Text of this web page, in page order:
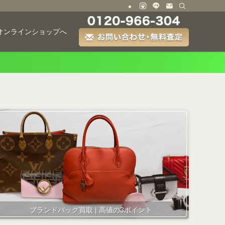
ンラインショップへ
ブランドバッグ買取 | 高値の3ポイント